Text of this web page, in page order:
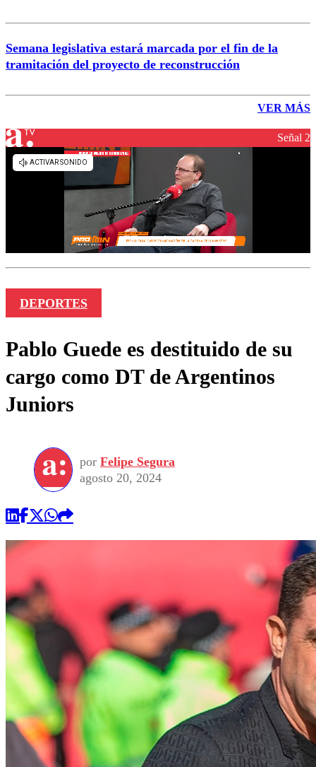
Semana legislativa estará marcada por el fin de la
tramitación del proyecto de reconstrucción
VER MÁS
Señal 2
DEPORTES
Pablo Guede es destituido de su
cargo como DT de Argentinos
Juniors
por Felipe Segura
agosto 20, 2024